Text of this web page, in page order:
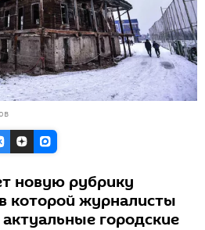
новую рубрику
которой журналисты
городские